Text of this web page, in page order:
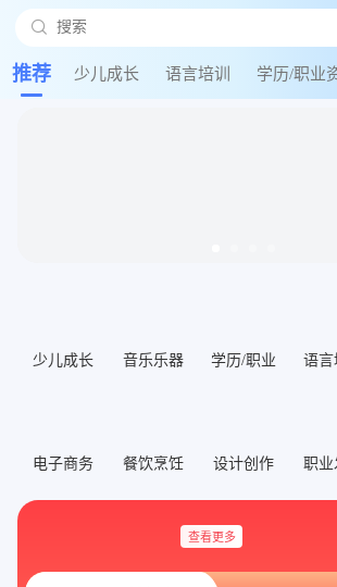
 搜索
推荐 少儿成长 语言培训 学历/职业
少儿成长 音乐乐器 学历/职业 语言
电子商务 餐饮烹饪 设计创作 职业
查看更多